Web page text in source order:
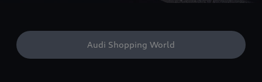
Audi Shopping World